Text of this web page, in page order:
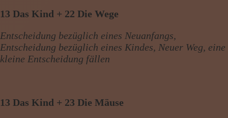
13 Das Kind + 22 Die Wege
Entscheidung bezüglich eines Neuanfangs,
Entscheidung bezüglich eines Kindes, Neuer Weg, eine
kleine Entscheidung fällen
13 Das Kind + 23 Die Mäuse